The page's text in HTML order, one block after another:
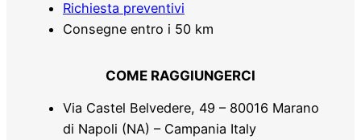
Richiesta preventivi
Consegne entro i 50 km
COME RAGGIUNGERCI
Via Castel Belvedere, 49 – 80016 Marano
di Napoli (NA) – Campania Italy